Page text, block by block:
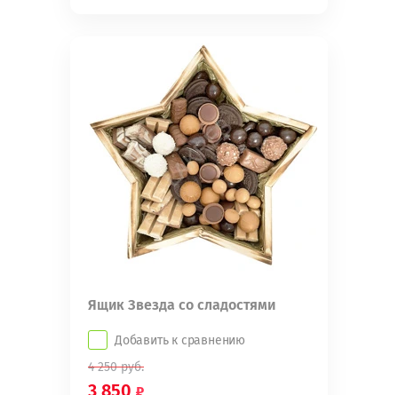
Ящик Звезда со сладостями
Добавить к сравнению
4 250руб.
3 850